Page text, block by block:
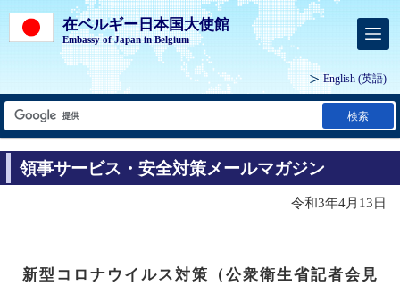
在ベルギー日本国大使館
Embassy of Japan in Belgium
English (英語)
検索
領事サービス・安全対策メールマガジン
令和3年4月13日
新型コロナウイルス対策（公衆衛生省記者会見